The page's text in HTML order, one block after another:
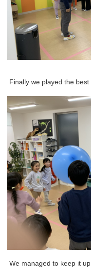
Finally we played the
We managed to keep it